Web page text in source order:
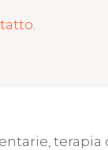
.
terapia